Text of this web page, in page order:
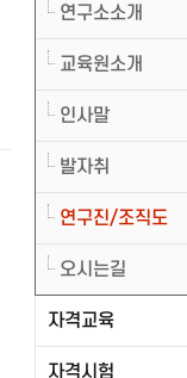
연구소소개
교육원소개
인사말
발자취
연구진/조직도
오시는길
자격교육
자격시험